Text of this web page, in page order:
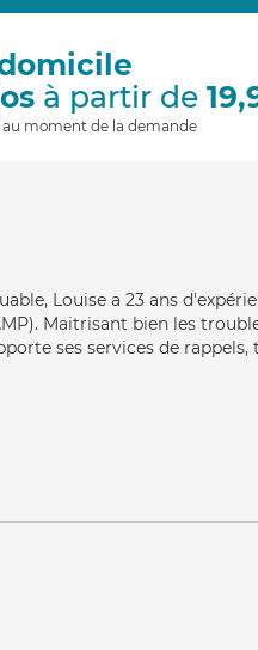
à partir de
au moment de la demande
Louise a 23 ans
Maitrisant bien les
ses services de